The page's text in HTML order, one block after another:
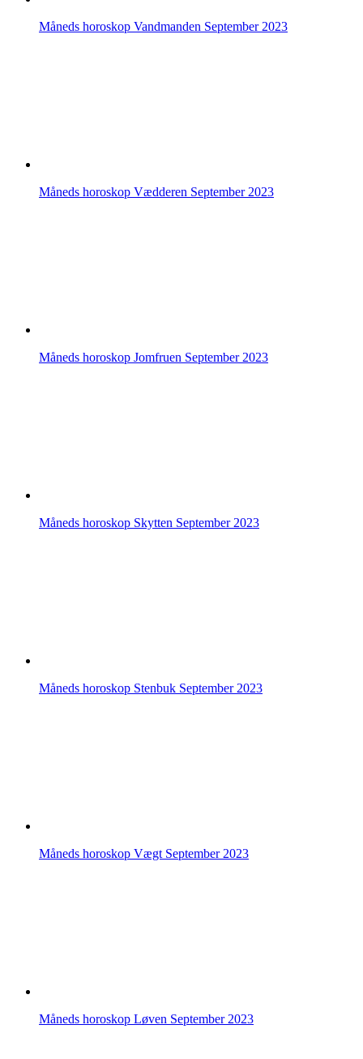
Måneds horoskop Vandmanden September 2023
Måneds horoskop Vædderen September 2023
Måneds horoskop Jomfruen September 2023
Måneds horoskop Skytten September 2023
Måneds horoskop Stenbuk September 2023
Måneds horoskop Vægt September 2023
Måneds horoskop Løven September 2023